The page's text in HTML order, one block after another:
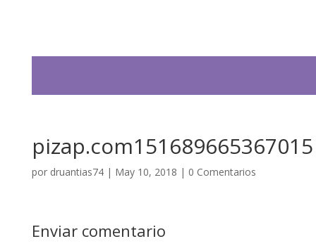
pizap.com151689665367015
por druantias74| May 10, 2018 | 0 Comentarios
Enviar comentario